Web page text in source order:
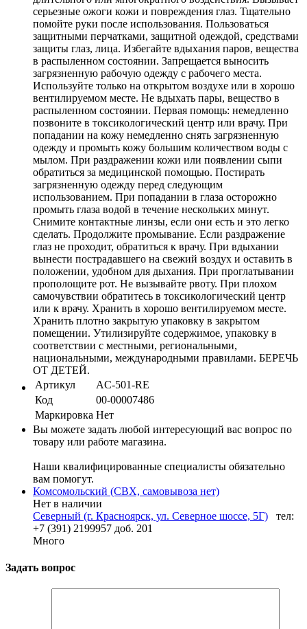
серьезные ожоги кожи и повреждения глаз. Тщательно
помойте руки после использования. Пользоваться
защитными перчатками, защитной одеждой, средствами
защиты глаз, лица. Избегайте вдыхания паров, вещества
в распыленном состоянии. Запрещается выносить
загрязненную рабочую одежду с рабочего места.
Используйте только на открытом воздухе или в хорошо
вентилируемом месте. Не вдыхать пары, вещество в
распыленном состоянии. Первая помощь: немедленно
позвоните в токсикологический центр или врачу. При
попадании на кожу немедленно снять загрязненную
одежду и промыть кожу большим количеством воды с
мылом. При раздражении кожи или появлении сыпи
обратиться за медицинской помощью. Постирать
загрязненную одежду перед следующим
использованием. При попадании в глаза осторожно
промыть глаза водой в течение нескольких минут.
Снимите контактные линзы, если они есть и это легко
сделать. Продолжите промывание. Если раздражение
глаз не проходит, обратиться к врачу. При вдыхании
вынести пострадавшего на свежий воздух и оставить в
положении, удобном для дыхания. При проглатывании
прополощите рот. Не вызывайте рвоту. При плохом
самочувствии обратитесь в токсикологический центр
или к врачу. Хранить в хорошо вентилируемом месте.
Хранить плотно закрытую упаковку в закрытом
помещении. Утилизируйте содержимое, упаковку в
соответствии с местными, региональными,
национальными, международными правилами. БЕРЕЧЬ
ОТ ДЕТЕЙ.
Артикул
AC-501-RE
Код
00-00007486
Маркировка Нет
Вы можете задать любой интересующий вас вопрос по
товару или работе магазина.
Наши квалифицированные специалисты обязательно
вам помогут.
Комсомольский (СВХ, самовывоза нет)
Нет в наличии
Северный (г. Красноярск, ул. Северное шоссе, 5Г)
тел:
+7 (391) 2199957 доб. 201
Много
Задать вопрос